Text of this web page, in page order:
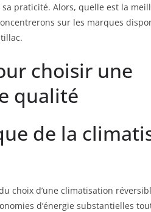
praticité. Alors, quelle est la
sur les marques
choisir une
qualité
de la
choix d’une climatisation
d’énergie substantielles